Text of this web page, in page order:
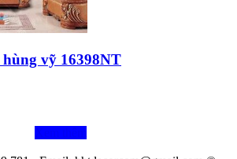
vỹ 16398NT